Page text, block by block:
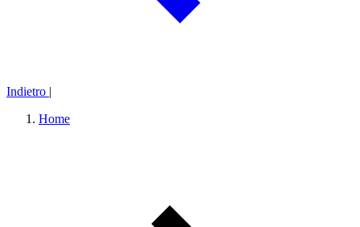
Indietro |
Home